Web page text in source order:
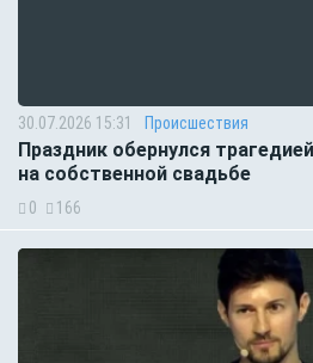
30.07.2026 15:31 Происшествия
Праздник обернулся
на собственной свадьбе
0 166